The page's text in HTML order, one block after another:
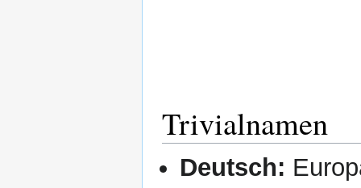
Trivialnamen
Deutsch: